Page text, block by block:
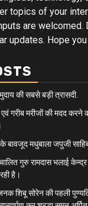
topics of your
are welcomed.
updates. Hope
की सबसे बड़ी त्रासदी.
मरीजों की मदद करने
मधुबाला जपुजी साहिब
गुरु रामदास भलाई
है।
शिबू सोरेन की पहली